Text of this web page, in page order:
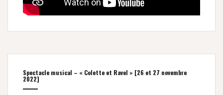
Spectacle musical – « Colette et Ravel » [26 et 27 novembre
2022]